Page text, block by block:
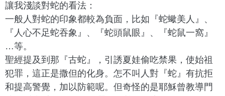
讓我淺談對蛇的看法：
一般人對蛇的印象都較為負面，比如『蛇蠍美人』、
『 人心不足蛇吞象』、『蛇頭鼠眼』、『蛇鼠一窩』
…等。
聖經提及到那『古蛇』，引誘夏娃偷吃禁果，使始祖
犯罪， 這正是撒但的化身。怎不叫人對『蛇』有抗拒
和提高警覺， 加以防範呢。 但奇怪的是耶穌曾教導門